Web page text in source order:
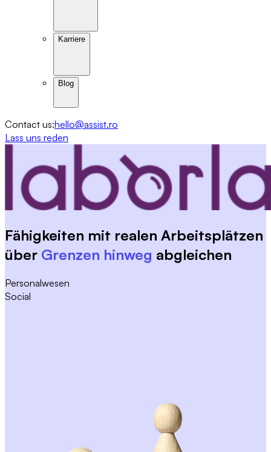
Karriere
Blog
Contact us:hello@assist.ro
Lass uns reden
Fähigkeiten mit realen Arbeitsplätzen
über Grenzen hinweg abgleichen
Personalwesen
Social